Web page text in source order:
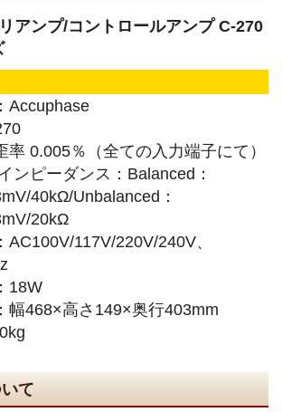
アンプ/コントロールアンプ C-270
Accuphase
率 0.005％（全ての入力端子にて）
ンピーダンス：Balanced：
40kΩ/Unbalanced：
20kΩ
AC100V/117V/220V/240V、
18W
幅468×高さ149×奥行403mm
て